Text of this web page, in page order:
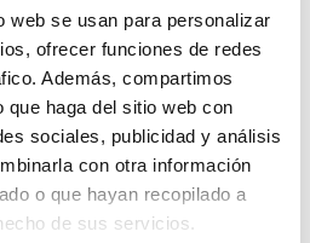
web se usan para personalizar
ofrecer funciones de redes
Además, compartimos
haga del sitio web con
sociales, publicidad y análisis
con otra información
o que hayan recopilado a
de sus servicios.